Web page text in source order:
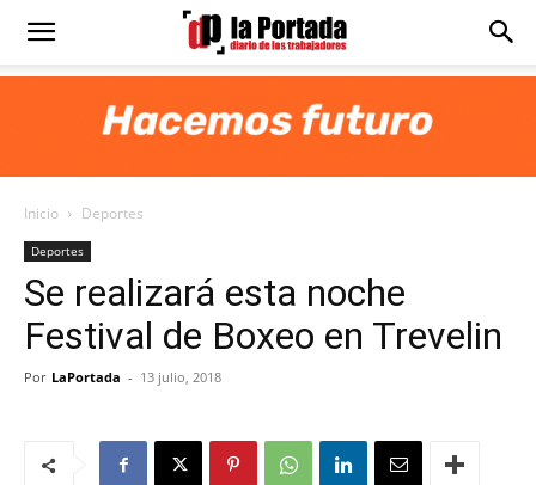
Diario
Portada
Inicio Deportes
Deportes
Se realizará esta noche
Festival de Boxeo en Trevelin
Por LaPortada - 13 julio, 2018